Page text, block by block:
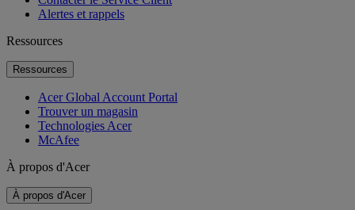
Alertes et rappels
Ressources
Ressources
Acer Global Account Portal
Trouver un magasin
Technologies Acer
McAfee
À propos d'Acer
À propos d'Acer